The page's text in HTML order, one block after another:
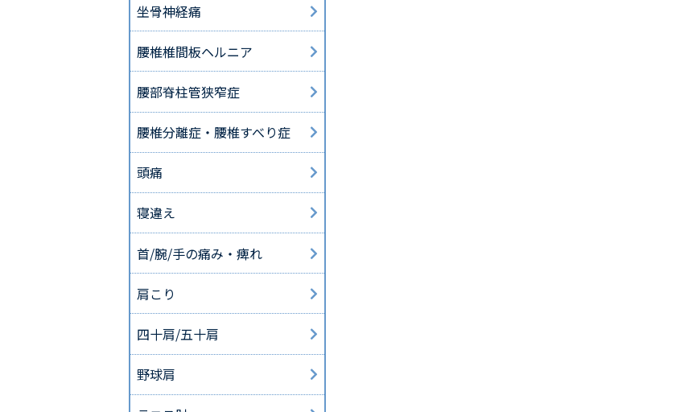
坐骨神経痛
腰椎椎間板ヘルニア
腰部脊柱管狭窄症
腰椎分離症・腰椎すべり症
頭痛
寝違え
首/腕/手の痛み・痺れ
肩こり
四十肩/五十肩
野球肩